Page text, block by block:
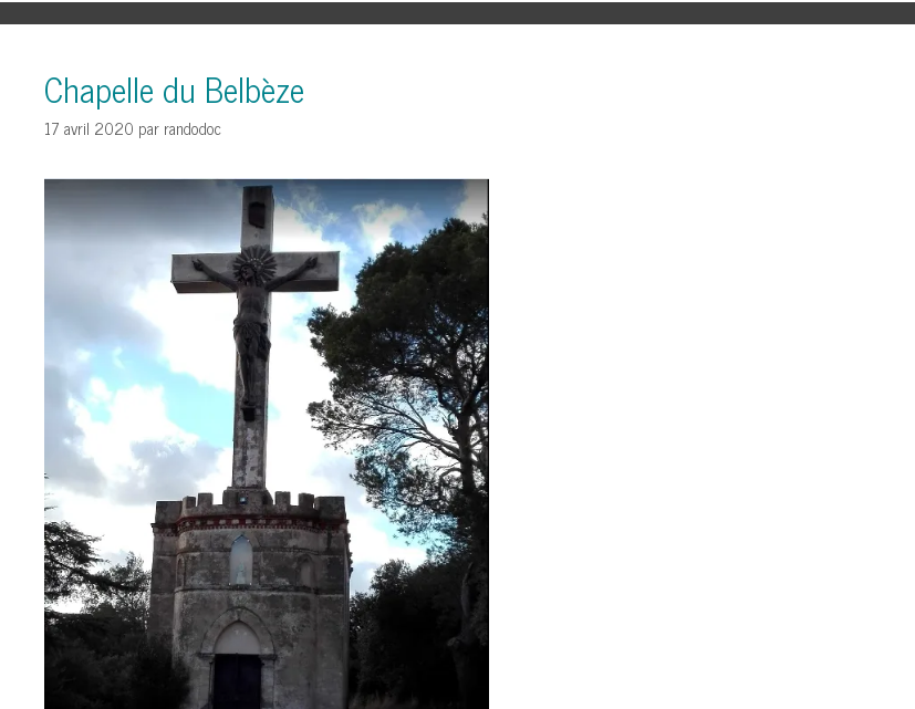
Chapelle du Belbèze
17 avril 2020 par randodoc